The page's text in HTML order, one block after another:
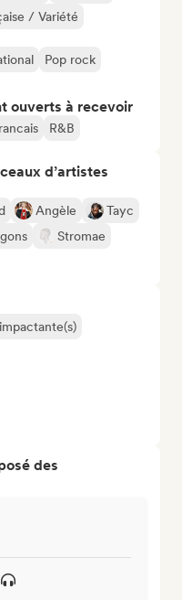
/ Variété
Pop rock
ouverts à recevoir
R&B
d’artistes
Angèle
Tayc
Stromae
des